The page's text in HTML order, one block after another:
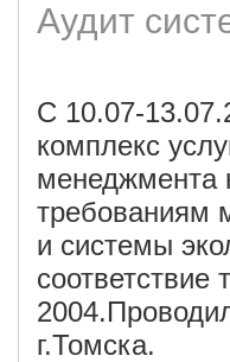
Аудит
С 10.07-
комплекс
менеджмента
требованиям
и системы
г.Томска.